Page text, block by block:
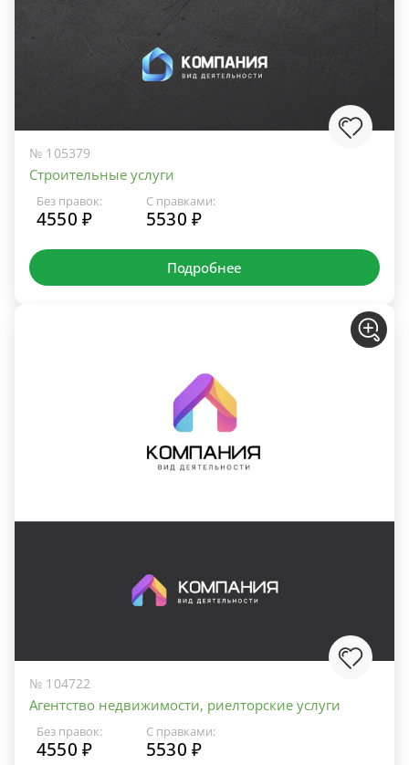
№ 105379
Строительные услуги
Без правок:
4550 ₽
С правками:
5530 ₽
Подробнее
№ 104722
Агентство недвижимости, риелторские услуги
Без правок:
4550 ₽
С правками:
5530 ₽